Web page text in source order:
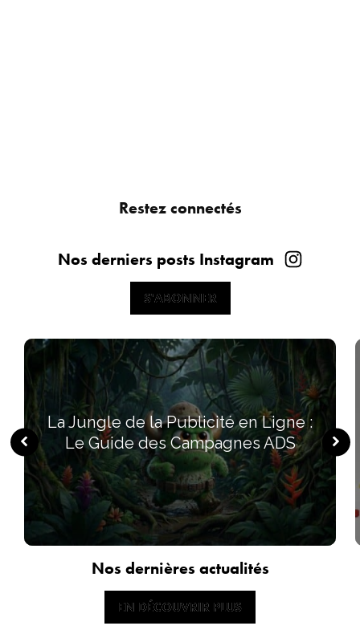
Restez connectés
Nos derniers posts Instagram
S'ABONNER
S'ABONNER
La Jungle de la Publicité en Ligne :
Le Guide des Campagnes ADS
Nos dernières actualités
EN DÉCOUVRIR PLUS
EN DÉCOUVRIR PLUS